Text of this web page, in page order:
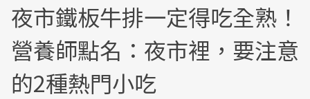
夜市鐵板牛排一定得吃全熟！
營養師點名：夜市裡，要注意
的2種熱門小吃